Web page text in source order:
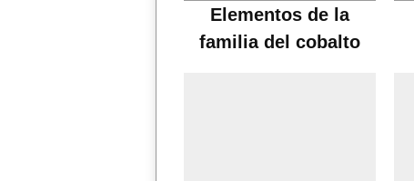
Elementos de la
familia del cobalto